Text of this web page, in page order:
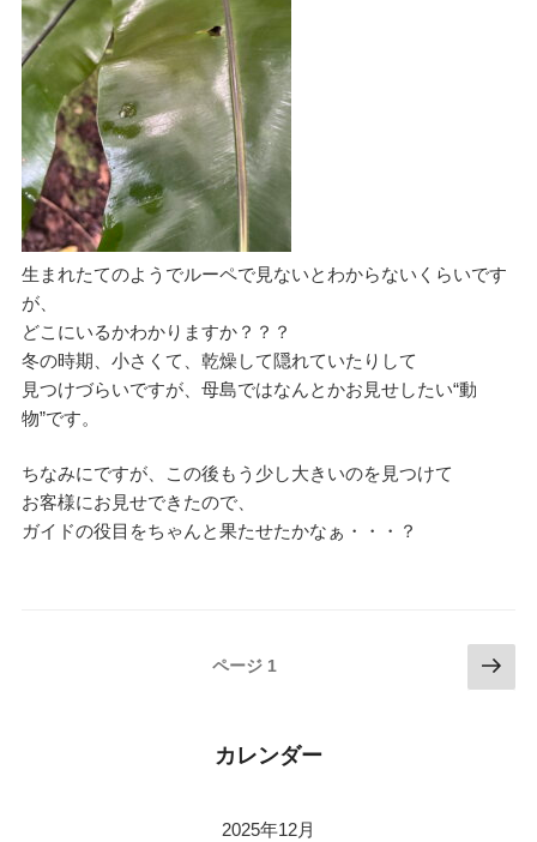
生まれたてのようでルーペで見ないとわからないくらいです
が、
どこにいるかわかりますか？？？
冬の時期、小さくて、乾燥して隠れていたりして
見つけづらいですが、母島ではなんとかお見せしたい“動
物”です。
ちなみにですが、この後もう少し大きいのを見つけて
お客様にお見せできたので、
ガイドの役目をちゃんと果たせたかなぁ・・・？
ページ 1
次
の
カレンダー
2025年12月